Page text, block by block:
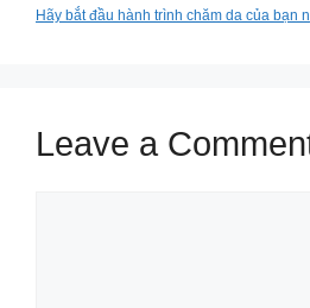
Hãy bắt đầu hành trình chăm da của bạn
Leave a